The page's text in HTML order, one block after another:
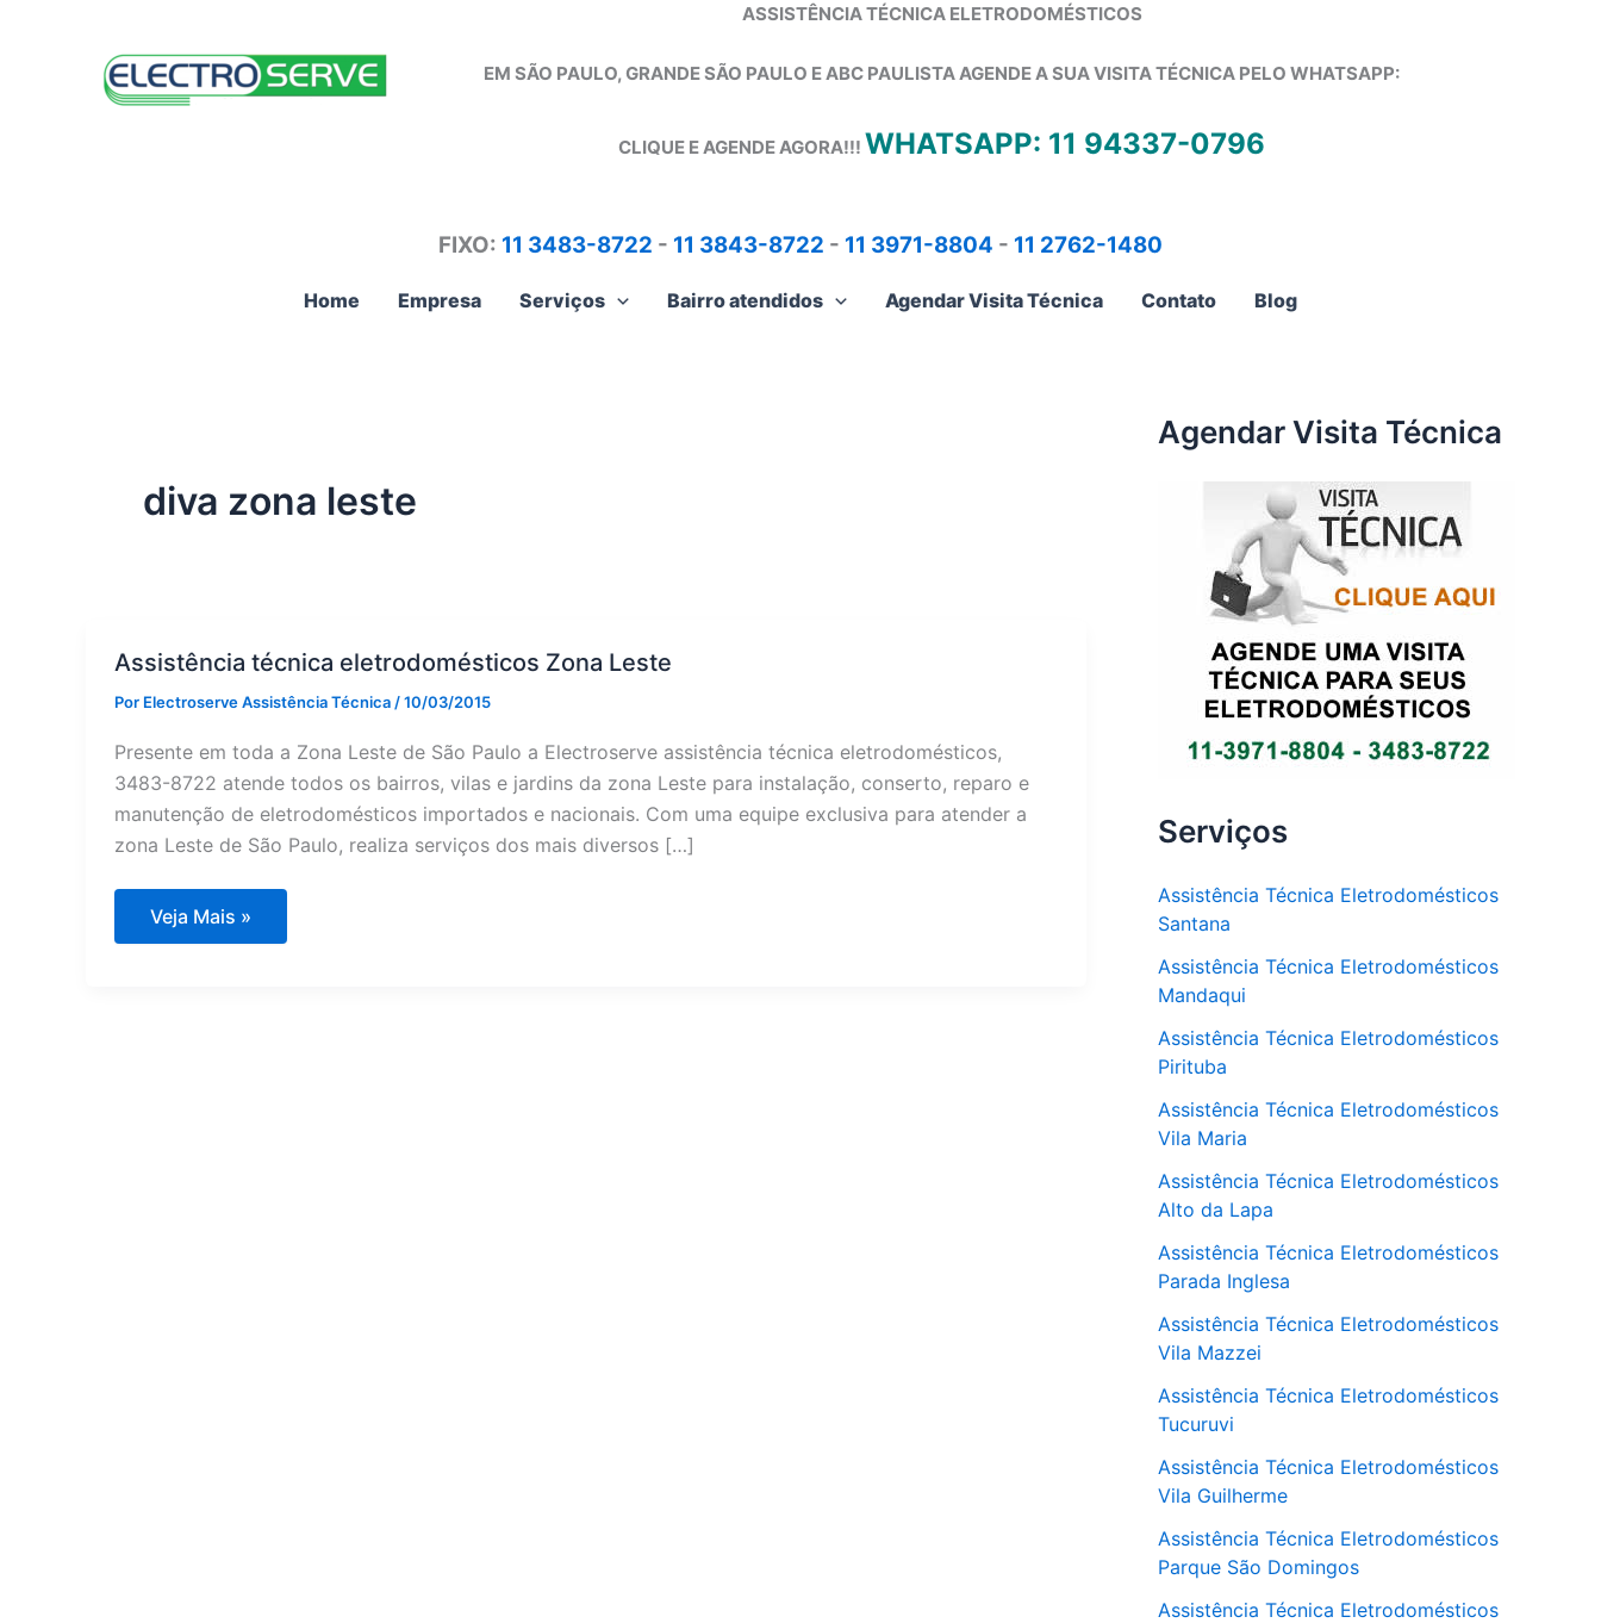
ASSISTÊNCIA TÉCNICA ELETRODOMÉSTICOS
EM SÃO PAULO, GRANDE SÃO PAULO E ABC PAULISTAAGENDE A SUA VISITA TÉCNICA PELO WHATSAPP:
CLIQUE E AGENDE AGORA!!! WHATSAPP: 11 94337-0796
FIXO: 11 3483-8722 - 11 3843-8722 - 11 3971-8804 - 11 2762-1480
Home Empresa Serviços Bairro atendidos Agendar Visita Técnica Contato Blog
diva zona leste
Assistência técnica eletrodomésticos Zona Leste
Por Electroserve Assistência Técnica /10/03/2015
Presente em toda a Zona Leste de São Paulo a Electroserve assistência técnica eletrodomésticos,
3483-8722 atende todos os bairros, vilas e jardins da zona Leste para instalação, conserto, reparo e
manutenção de eletrodomésticos importados e nacionais. Com uma equipe exclusiva para atender a
zona Leste de São Paulo, realiza serviços dos mais diversos […]
Assistência
técnica
Veja Mais »
Agendar Visita Técnica
Serviços
Assistência Técnica Eletrodomésticos
Santana
Assistência Técnica Eletrodomésticos
Mandaqui
Assistência Técnica Eletrodomésticos
Pirituba
Assistência Técnica Eletrodomésticos
Vila Maria
Assistência Técnica Eletrodomésticos
Alto da Lapa
Assistência Técnica Eletrodomésticos
Parada Inglesa
Assistência Técnica Eletrodomésticos
Vila Mazzei
Assistência Técnica Eletrodomésticos
Tucuruvi
Assistência Técnica Eletrodomésticos
Vila Guilherme
Assistência Técnica Eletrodomésticos
Parque São Domingos
Assistência Técnica Eletrodomésticos